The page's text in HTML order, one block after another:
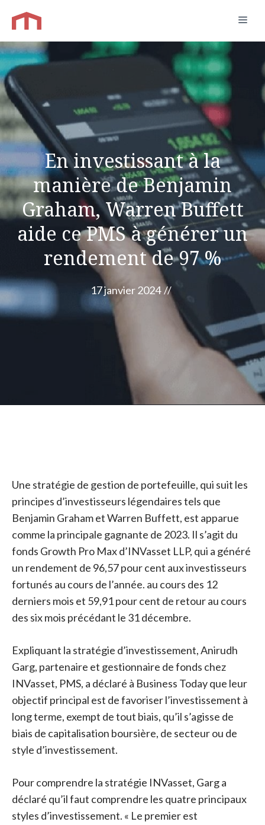
contenu
En investissant à la
manière de Benjamin
Graham, Warren Buffett
aide ce PMS à générer un
rendement de 97 %
17 janvier 2024 //
Une stratégie de gestion de portefeuille, qui suit les
principes d’investisseurs légendaires tels que
Benjamin Graham et Warren Buffett, est apparue
comme la principale gagnante de 2023. Il s’agit du
fonds Growth Pro Max d’INVasset LLP, qui a généré
un rendement de 96,57 pour cent aux investisseurs
fortunés au cours de l’année. au cours des 12
derniers mois et 59,91 pour cent de retour au cours
des six mois précédant le 31 décembre.
Expliquant la stratégie d’investissement, Anirudh
Garg, partenaire et gestionnaire de fonds chez
INVasset, PMS, a déclaré à Business Today que leur
objectif principal est de favoriser l’investissement à
long terme, exempt de tout biais, qu’il s’agisse de
biais de capitalisation boursière, de secteur ou de
style d’investissement.
Pour comprendre la stratégie INVasset, Garg a
déclaré qu’il faut comprendre les quatre principaux
styles d’investissement. « Le premier est